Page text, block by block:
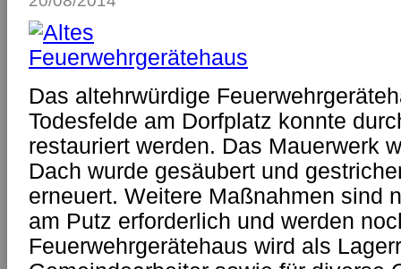
Das altehrwürdige
Todesfelde am Dorfplatz konnte
restauriert werden. Das Mauerwerk
Dach wurde gesäubert und
erneuert. Weitere Maßnahmen sind
am Putz erforderlich und werden
Feuerwehrgerätehaus wird als